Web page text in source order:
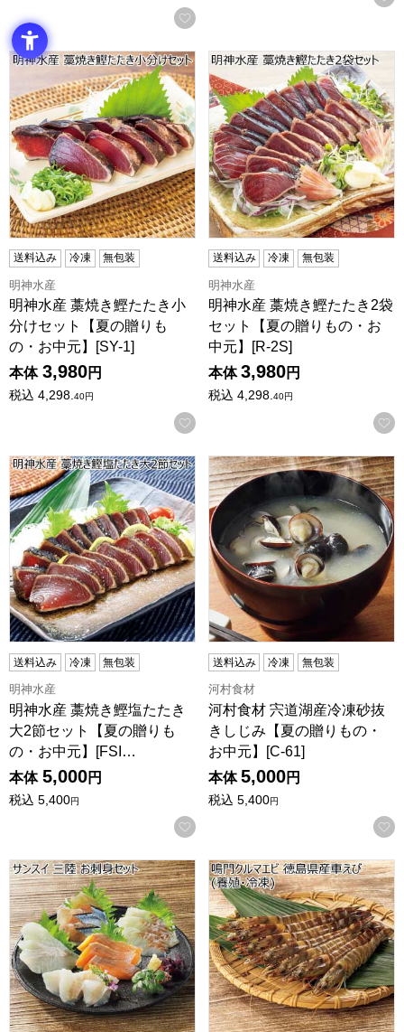
お気に入りに登録する
明神水産 藁焼き鰹たたき小分けセット【夏の贈りもの・お
送料込み 冷凍 無包装
明神水産
明神水産 藁焼き鰹たたき小
分けセット【夏の贈りも
の・お中元】[SY-1]
本体 3,980円
税込 4,298.40円
お気に入りに登録する
明神水産 藁焼き鰹たたき2袋
送料込み 冷凍 無包装
明神水産
明神水産 藁焼き鰹たたき2袋
セット【夏の贈りもの・お
中元】[R-2S]
本体 3,980円
税込 4,298. 40円
明神水産 藁焼き鰹塩たたき大2節セット【夏の贈りもの・お
送料込み 冷凍 無包装
明神水産
明神水産 藁焼き鰹塩たたき
大2節セット【夏の贈りも
の・お中元】[FSI…
本体 5,000円
税込 5,400円
お気に入りに登録する
河村食材 宍道湖産冷凍砂抜
送料込み 冷凍 無包装
河村食材
河村食材 宍道湖産冷凍砂抜
きしじみ【夏の贈りもの・
お中元】[C-61]
本体 5,000円
税込 5,400円
サンスイ 三陸 お刺身セット【夏の贈りもの・お中元】
鳴門クルマエビ 徳島県産車